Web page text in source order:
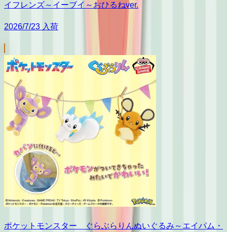
イフレンズ～イーブイ～おひるねver.
2026/7/23 入荷
ポケットモンスター ぐらぶらりんぬいぐるみ～エイパム・